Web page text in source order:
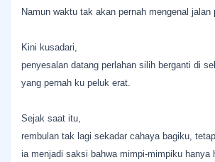
Namun waktu tak akan pernah mengenal jalan
Kini kusadari,
penyesalan datang perlahan silih berganti di
yang pernah ku peluk erat.
Sejak saat itu,
rembulan tak lagi sekadar cahaya bagiku,
ia menjadi saksi bahwa mimpi-mimpiku hanya